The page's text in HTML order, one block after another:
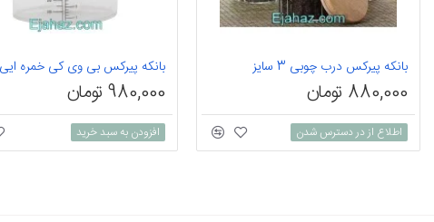
بانکه پیرکس درب چوبی 3 سایز
880,000 تومان
اطلاع از در دسترس شدن
980,000 تومان
افزودن به سبد خرید